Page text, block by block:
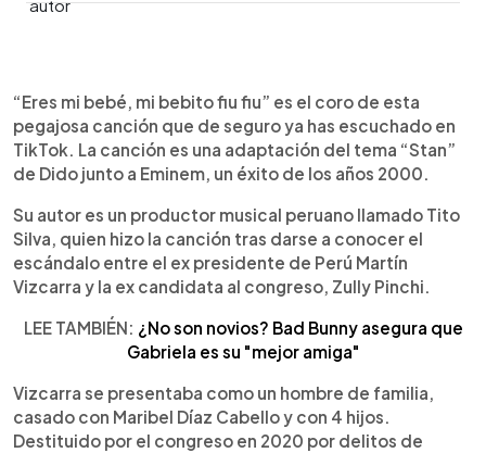
► Escuchar artículo
“Eres mi bebé, mi bebito fiu fiu” es el coro de esta
pegajosa canción que de seguro ya has escuchado en
TikTok. La canción es una adaptación del tema “Stan”
de Dido junto a Eminem, un éxito de los años 2000.
Su autor es un productor musical peruano llamado Tito
Silva, quien hizo la canción tras darse a conocer el
escándalo entre el ex presidente de Perú Martín
Vizcarra y la ex candidata al congreso, Zully Pinchi.
LEE TAMBIÉN: ¿No son novios? Bad Bunny asegura que
Gabriela es su "mejor amiga"
Vizcarra se presentaba como un hombre de familia,
casado con Maribel Díaz Cabello y con 4 hijos.
Destituido por el congreso en 2020 por delitos de